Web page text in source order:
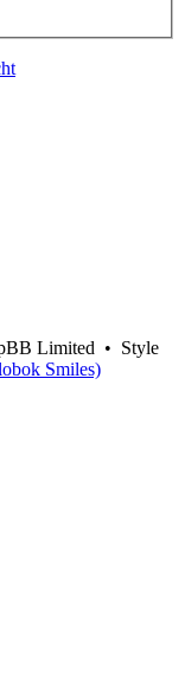
Limited • Style
Smiles)